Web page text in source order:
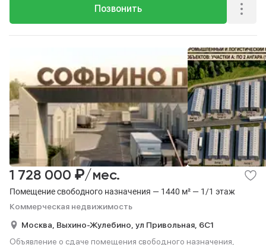
Позвонить
Помещение свободного назначения — 1440 м² — 1/1 этаж
Коммерческая недвижимость
1 728 000 ₽/мес.
Москва, Выхино-Жулебино, ул Привольная, 6С1
Объявление о сдаче помещения свободного назначения,